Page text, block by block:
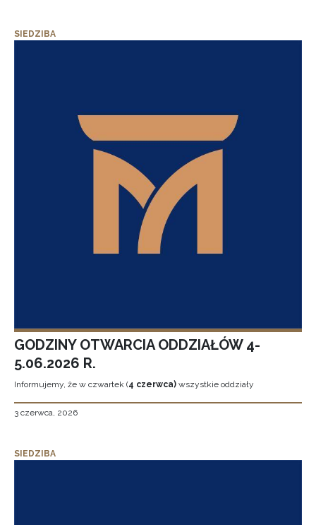
SIEDZIBA
GODZINY OTWARCIA ODDZIAŁÓW 4-
5.06.2026 R.
Informujemy, że w czwartek (4 czerwca) wszystkie oddziały
3 czerwca, 2026
SIEDZIBA